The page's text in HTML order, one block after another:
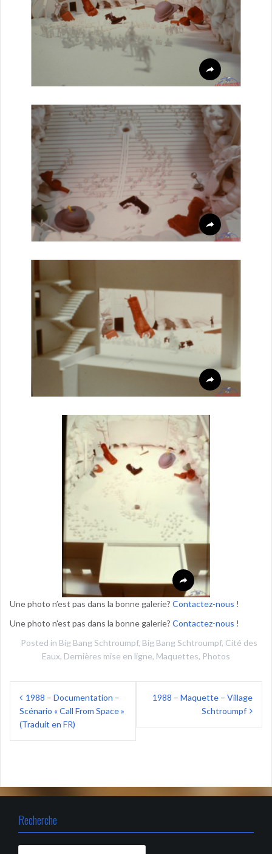
Une photo n’est pas dans la bonne galerie? Contactez-nous !
Une photo n'est pas dans la bonne galerie? Contactez-nous !
Posted in Big Bang Schtroumpf, Big Bang Schtroumpf, Cité des
Eaux, Dernières mise en ligne, Maquettes, Photos
Navigation
de
l’article
1988 – Documentation –
Scénario « Call From Space »
(Traduit en FR)
1988 – Maquette – Village
Schtroumpf
Recherche